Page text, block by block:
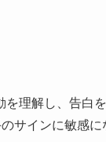
理解し、告白
サインに敏感に